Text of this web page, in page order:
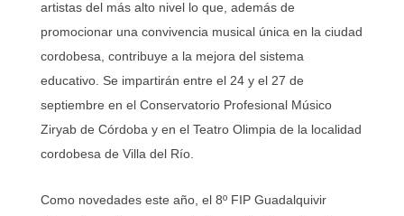
artistas del más alto nivel lo que, además de
promocionar una convivencia musical única en la ciudad
cordobesa, contribuye a la mejora del sistema
educativo. Se impartirán entre el 24 y el 27 de
septiembre en el Conservatorio Profesional Músico
Ziryab de Córdoba y en el Teatro Olimpia de la localidad
cordobesa de Villa del Río.
Como novedades este año, el 8º FIP Guadalquivir